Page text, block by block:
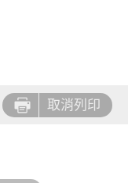
取消列印